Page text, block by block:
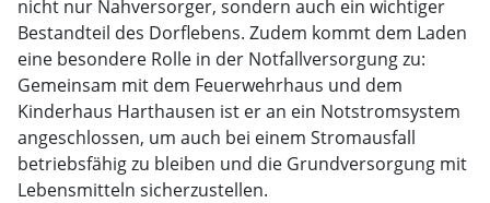
nicht nur Nahversorger, sondern auch ein wichtiger
Bestandteil des Dorflebens. Zudem kommt dem Laden
eine besondere Rolle in der Notfallversorgung zu:
Gemeinsam mit dem Feuerwehrhaus und dem
Kinderhaus Harthausen ist er an ein Notstromsystem
angeschlossen, um auch bei einem Stromausfall
betriebsfähig zu bleiben und die Grundversorgung mit
Lebensmitteln sicherzustellen.